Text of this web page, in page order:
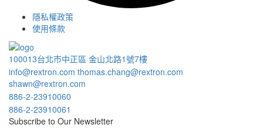
隱私權政策
使用條款
100013台北市中正區 金山北路1號7樓
info@rextron.com thomas.chang@rextron.com
shawn@rextron.com
886-2-23910060
886-2-23910061
Subscribe to Our Newsletter